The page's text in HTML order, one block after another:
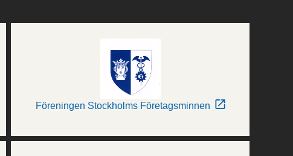
Föreningen Stockholms Företagsminnen